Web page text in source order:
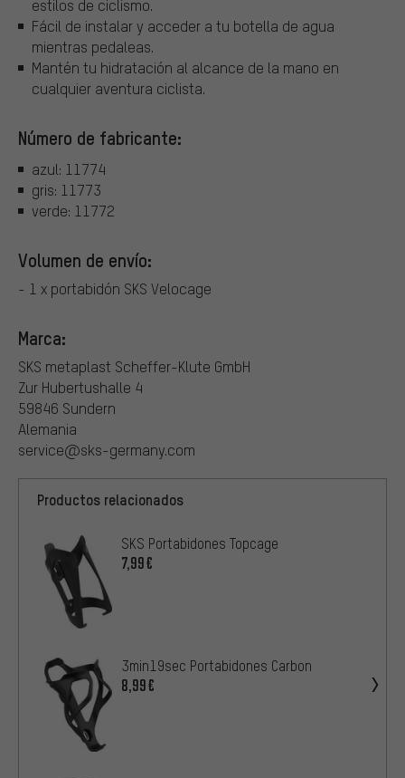
estilos de ciclismo.
Fácil de instalar y acceder a tu botella de agua
mientras pedaleas.
Mantén tu hidratación al alcance de la mano en
cualquier aventura ciclista.
Número de fabricante:
azul: 11774
gris: 11773
verde: 11772
Volumen de envío:
- 1 x portabidón SKS Velocage
Marca:
SKS metaplast Scheffer-Klute GmbH
Zur Hubertushalle 4
59846 Sundern
Alemania
service@sks-germany.com
Productos relacionados
SKS Portabidones Topcage
7,99€
3min19sec Portabidones Carbon
8,99€